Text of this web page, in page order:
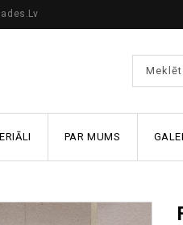
PAR MUMS